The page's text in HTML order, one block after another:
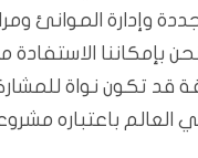
وإدارة الموانئ
بإمكاننا
قد تكون نواة
باعتباره مشروعاً